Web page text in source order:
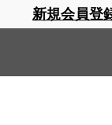
新規会員登
ブランド
スリーピングマット